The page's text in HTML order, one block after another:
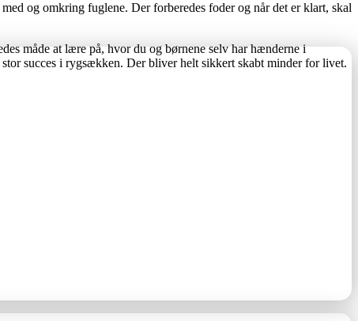
og omkring fuglene. Der forberedes foder og når det er klart, skal
måde at lære på, hvor du og børnene selv har hænderne i
succes i rygsækken. Der bliver helt sikkert skabt minder for livet.